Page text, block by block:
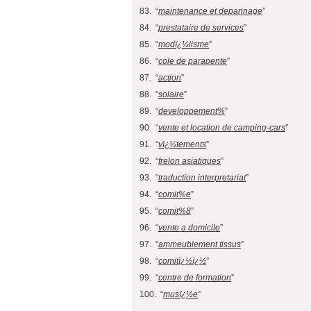
83. “maintenance et depannage”
84. “prestataire de services”
85. “modï¿½lisme”
86. “cole de parapente”
87. “action”
88. “solaire”
89. “developpement%”
90. “vente et location de camping-cars”
91. “vï¿½tements”
92. “frelon asiatiques”
93. “traduction interpretariat”
94. “comit%e”
95. “comit%8”
96. “vente a domicile”
97. “ammeublement tissus”
98. “comitï¿½ï¿½”
99. “centre de formation”
100. “musï¿½e”